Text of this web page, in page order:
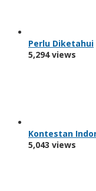
Perlu Diketahui
5,294 views
Kontestan
5,043 views